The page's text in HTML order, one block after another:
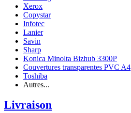
Xerox
Copystar
Infotec
Lanier
Savin
Sharp
Konica Minolta Bizhub 3300P
Couvertures transparentes PVC A4
Toshiba
Autres...
Livraison